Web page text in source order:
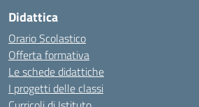
Didattica
Orario Scolastico
Offerta formativa
Le schede didattiche
I progetti delle classi